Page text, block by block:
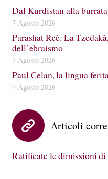
Dal Kurdistan alla
7 Agosto 2026
Parashat Reè. La
dell’ebraismo
7 Agosto 2026
Paul Celan, la lingua
7 Agosto 2026
Articoli
Ratificate le dimissioni